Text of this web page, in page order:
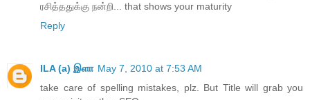
ரசித்ததுக்கு நன்றி... that shows your maturity
Reply
ILA (a) இளா May 7, 2010 at 7:53 AM
take care of spelling mistakes, plz. But Title will grab you